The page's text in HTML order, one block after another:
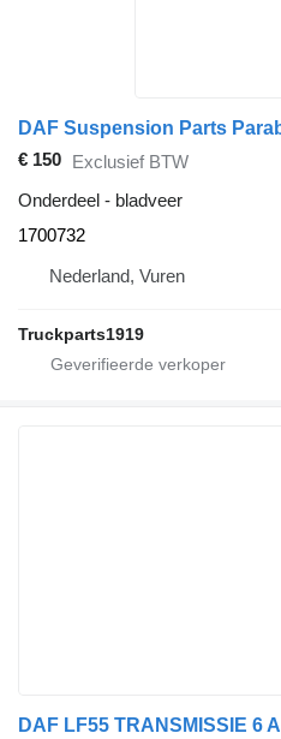
€ 150 Exclusief BTW
Onderdeel - bladveer
1700732
Nederland, Vuren
Truckparts1919